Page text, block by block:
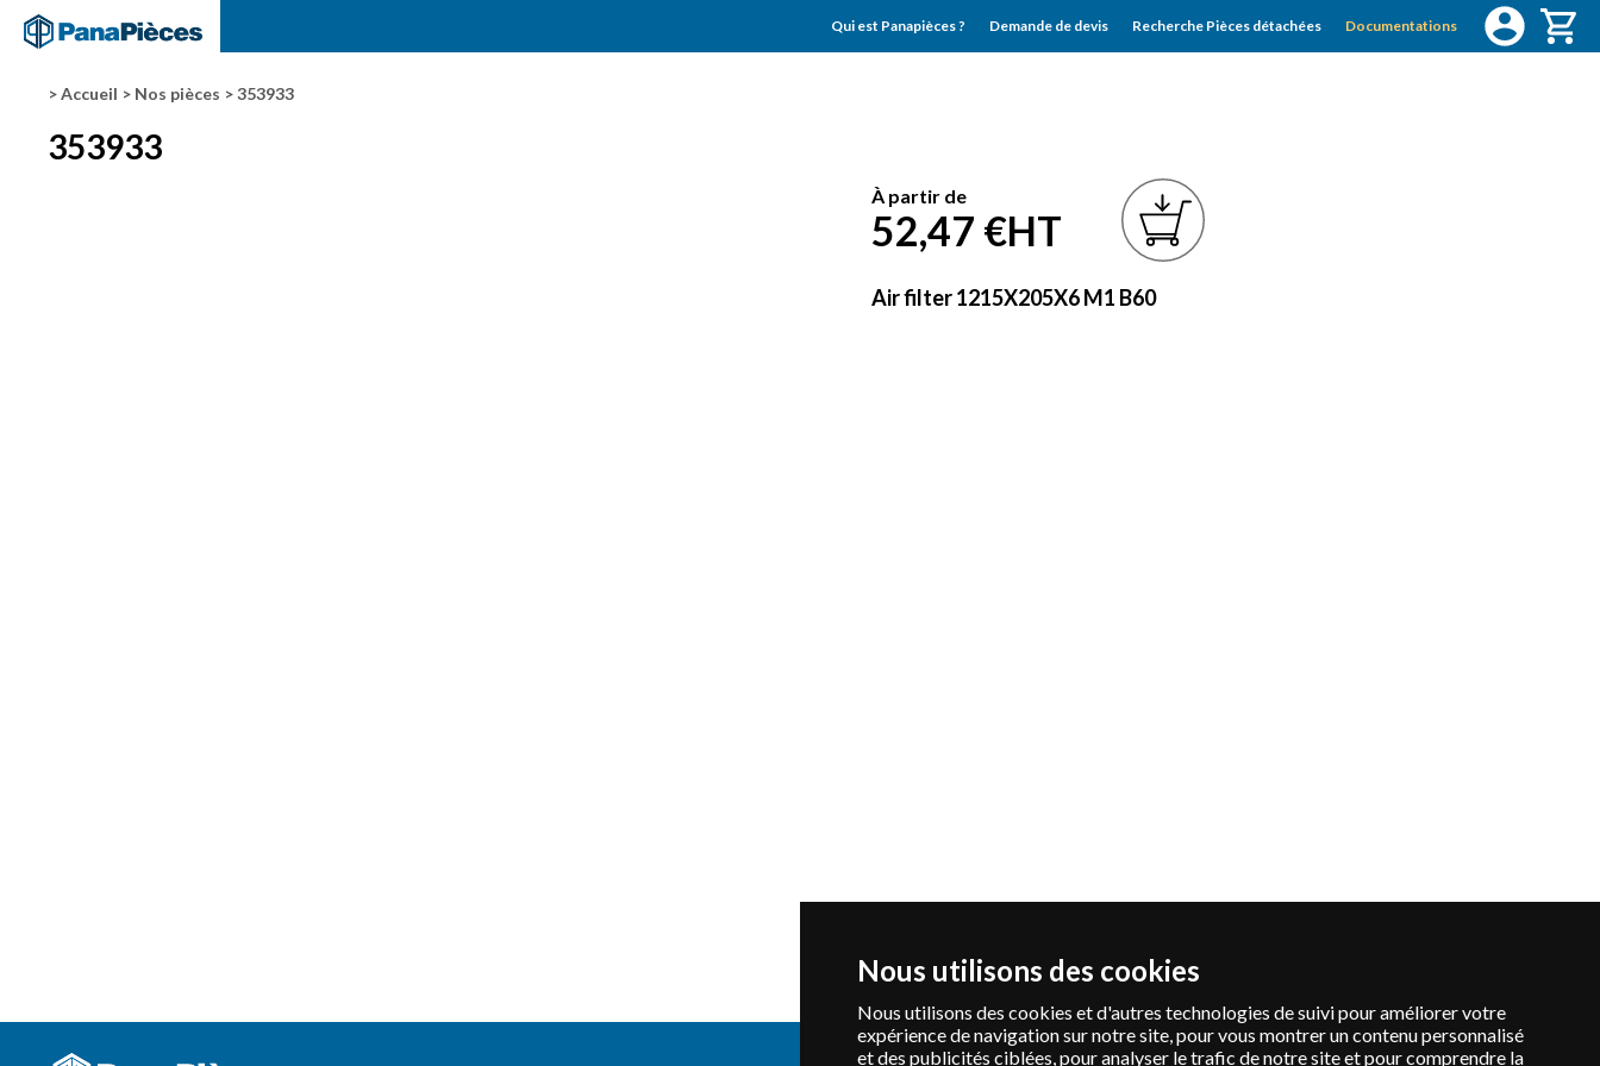
Nous utilisons des cookies
Nous utilisons des cookies et d'autres technologies de suivi pour améliorer votre
expérience de navigation sur notre site, pour vous montrer un contenu personnalisé
et des publicités ciblées, pour analyser le trafic de notre site et pour comprendre la
Qui est Panapièces ? Demande de devis Recherche Pièces détachées Documentations
> Accueil > Nos pièces > 353933
353933
À partir de
52,47 €HT
Air filter 1215X205X6 M1 B60